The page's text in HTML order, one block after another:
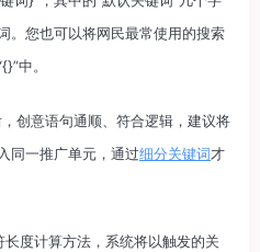
。您也可以将网民最常使用的搜索
中。
创意语句通顺、符合逻辑，建议将
同一推广单元，通过细分关键词才
度计算方法，系统将以触发的关